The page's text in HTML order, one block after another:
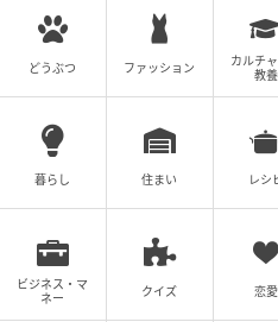
どうぶつ ファッション
カルチャ
教養
暮らし 住まい レシ
ビジネス・マ
ネー
クイズ 恋愛